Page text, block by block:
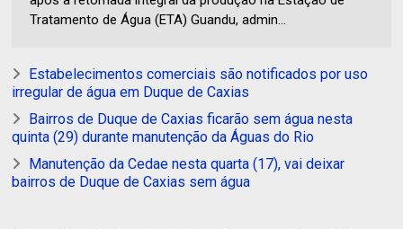
Tratamento de Água (ETA) Guandu, admin...
Estabelecimentos comerciais são notificados por uso
irregular de água em Duque de Caxias
Bairros de Duque de Caxias ficarão sem água nesta
quinta (29) durante manutenção da Águas do Rio
Manutenção da Cedae nesta quarta (17), vai deixar
bairros de Duque de Caxias sem água